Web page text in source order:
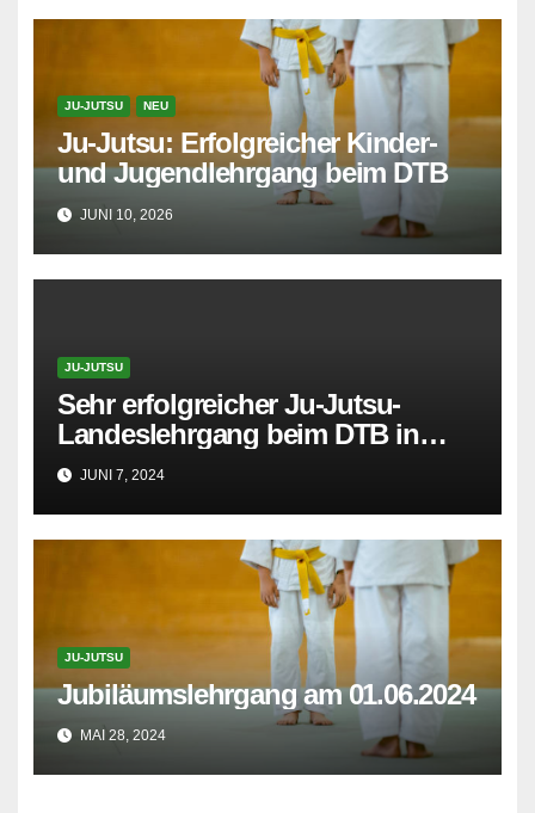
JU-JUTSU NEU
Ju-Jutsu: Erfolgreicher Kinder-
und Jugendlehrgang beim DTB
JUNI 10, 2026
JU-JUTSU
Sehr erfolgreicher Ju-Jutsu-
Landeslehrgang beim DTB in
Delmenhorst
JUNI 7, 2024
JU-JUTSU
Jubiläumslehrgang am 01.06.2024
MAI 28, 2024